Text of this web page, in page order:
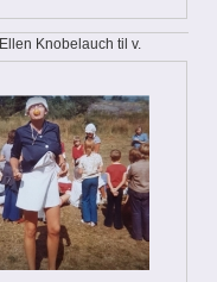
Ellen Knobelauch til v.